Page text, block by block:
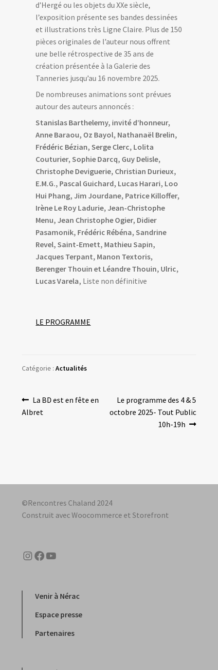
d’Hergé ou les objets du XXe siècle,
l’exposition présente ses bandes dessinées
et illustrations très Ligne Claire. Plus de 150
pièces originales de l’auteur nous offrent
une belle rétrospective de 35 ans de
création présentée à la Galerie des
Tanneries jusqu’au 16 novembre 2025.
De nombreuses animations sont prévues
autour des auteurs annoncés :
Stanislas Barthelemy, invité d’honneur,
Anne Baraou, Oz Bayol, Nathanaël Brelin,
Frédéric Bézian, Serge Clerc, Lolita
Couturier, Sophie Darcq, Guy Delisle,
Christophe Deviguerie, Christian Durieux,
E.M.G., Pascal Guichard, Lucas Harari, Loo
Hui Phang, Jim Jourdane, Patrice Killoffer,
Irène Le Roy Ladurie, Jean-Christophe
Menu, Jean Christophe Ogier, Didier
Pasamonik, Frédéric Rébéna, Sandrine
Revel, Saint-Emett, Mathieu Sapin,
Jacques Terpant, Manon Textoris,
Berenger Thouin et Léandre Thouin, Ulric,
Lucas Varela, Liste non définitive
LE PROGRAMME
Catégorie : Actualités
Navigation
de
Article
précédent :
La BD est en fête en
Albret
Article
suivant :
Le programme des 4 & 5
octobre 2025- Tout Public
10h-19h
©Rencontres Chaland 2024
Construit avec Woocommerce et Storefront
Instagram
Facebook
YouTube
Venir à Nérac
Espace presse
Partenaires